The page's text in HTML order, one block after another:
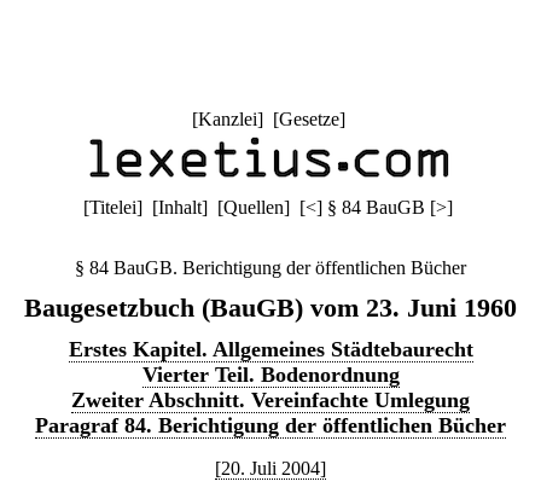
[Kanzlei] [Gesetze]
[Titelei] [Inhalt] [Quellen] [<] § 84 BauGB [>]
§ 84 BauGB. Berichtigung der öffentlichen Bücher
Baugesetzbuch (BauGB) vom 23. Juni 1960
Erstes Kapitel. Allgemeines Städtebaurecht
Vierter Teil. Bodenordnung
Zweiter Abschnitt. Vereinfachte Umlegung
Paragraf 84. Berichtigung der öffentlichen Bücher
[20. Juli 2004]